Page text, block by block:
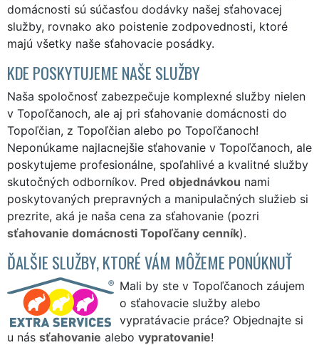
domácnosti sú súčasťou dodávky našej sťahovacej
služby, rovnako ako poistenie zodpovednosti, ktoré
majú všetky naše sťahovacie posádky.
KDE POSKYTUJEME NAŠE SLUŽBY
Naša spoločnosť zabezpečuje komplexné služby nielen
v Topoľčanoch, ale aj pri sťahovanie domácnosti do
Topoľčian, z Topoľčian alebo po Topoľčanoch!
Neponúkame najlacnejšie sťahovanie v Topoľčanoch, ale
poskytujeme profesionálne, spoľahlivé a kvalitné služby
skutočných odborníkov. Pred objednávkou nami
poskytovaných prepravných a manipulačných služieb si
prezrite, aká je naša cena za sťahovanie (pozri
sťahovanie domácnosti Topoľčany cenník).
ĎALŠIE SLUŽBY, KTORÉ VÁM MÔŽEME PONÚKNUŤ
Mali by ste v Topoľčanoch záujem
o sťahovacie služby alebo
vypratávacie práce? Objednajte si
u nás sťahovanie alebo vypratovanie!